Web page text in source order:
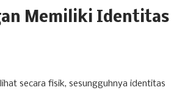
Memiliki Identitas
secara fisik, sesungguhnya identitas